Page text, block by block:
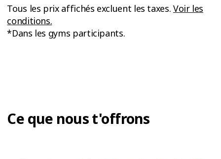
Tous les prix affichés excluent les taxes. Voir les
conditions.
*Dans les gyms participants.
Ce que nous t'offrons